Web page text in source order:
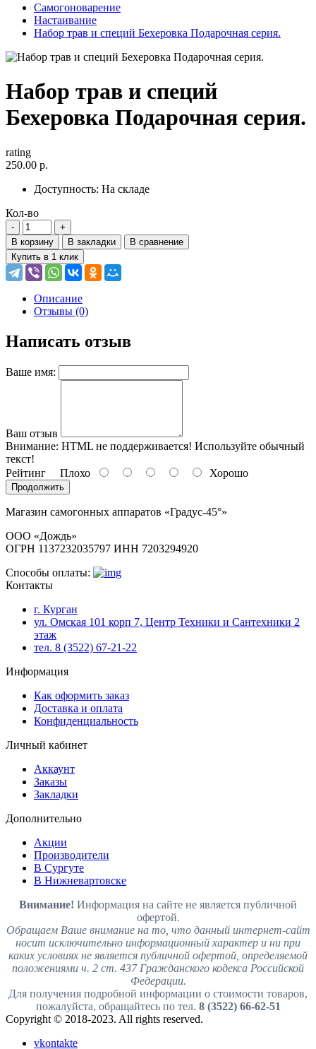
Самогоноварение
Настаивание
Набор трав и специй Бехеровка Подарочная серия.
Набор трав и специй
Бехеровка Подарочная серия.
rating
250.00 р.
Доступность: На складе
Кол-во
В корзину В закладки
В сравнение
Купить в 1 клик
Описание
Отзывы (0)
Написать отзыв
Ваше имя:
Ваш отзыв
Внимание: HTML не поддерживается! Используйте обычный
текст!
Рейтинг Плохо Хорошо
Продолжить
Магазин самогонных аппаратов «Градус-45°»
ООО «Дождь»
ОГРН 1137232035797 ИНН 7203294920
Способы оплаты:
Контакты
г. Курган
ул. Омская 101 корп 7, Центр Техники и Сантехники 2
этаж
тел. 8 (3522) 67-21-22
Информация
Как оформить заказ
Доставка и оплата
Конфиденциальность
Личный кабинет
Аккаунт
Заказы
Закладки
Дополнительно
Акции
Производители
В Сургуте
В Нижневартовске
Внимание! Информация на сайте не является публичной
офертой.
Обращаем Ваше внимание на то, что данный интернет-сайт
носит исключительно информационный характер и ни при
каких условиях не является публичной офертой, определяемой
положениями ч. 2 ст. 437 Гражданского кодекса Российской
Федерации.
Для получения подробной информации о стоимости товаров,
пожалуйста, обращайтесь по тел. 8 (3522) 66-62-51
Copyright © 2018-2023. All rights reserved.
vkontakte